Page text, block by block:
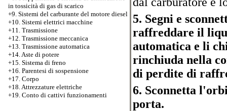
in tossicità di gas di scarico
+9. Sistemi del carburante del motore diesel
+10. Sistemi elettrici macchine
+11. Trasmissione
+12. Trasmissione meccanica
+13. Trasmissione automatica
+14. Aste di potere
+15. Sistema di freno
+16. Parentesi di sospensione
+17. Corpo
+18. Attrezzature elettriche
+19. Conto di cattivi funzionamenti
5. Segni e
raffreddare il
automatica e li
rinchiuda nella
di perdite di
6. Sconnetta
porta.